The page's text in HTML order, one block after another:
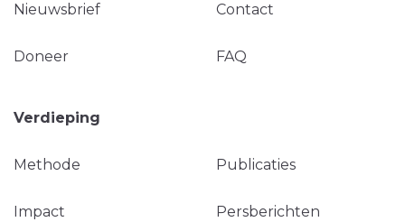
Nieuwsbrief Contact
Doneer FAQ
Verdieping
Methode Publicaties
Impact Persberichten